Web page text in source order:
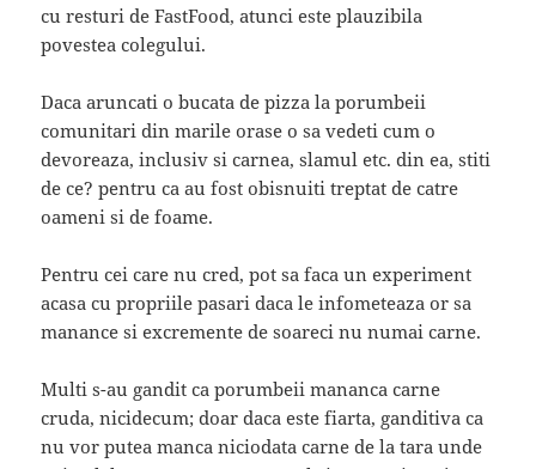
cu resturi de FastFood, atunci este plauzibila
povestea colegului.
Daca aruncati o bucata de pizza la porumbeii
comunitari din marile orase o sa vedeti cum o
devoreaza, inclusiv si carnea, slamul etc. din ea, stiti
de ce? pentru ca au fost obisnuiti treptat de catre
oameni si de foame.
Pentru cei care nu cred, pot sa faca un experiment
acasa cu propriile pasari daca le infometeaza or sa
manance si excremente de soareci nu numai carne.
Multi s-au gandit ca porumbeii mananca carne
cruda, nicidecum; doar daca este fiarta, ganditiva ca
nu vor putea manca niciodata carne de la tara unde